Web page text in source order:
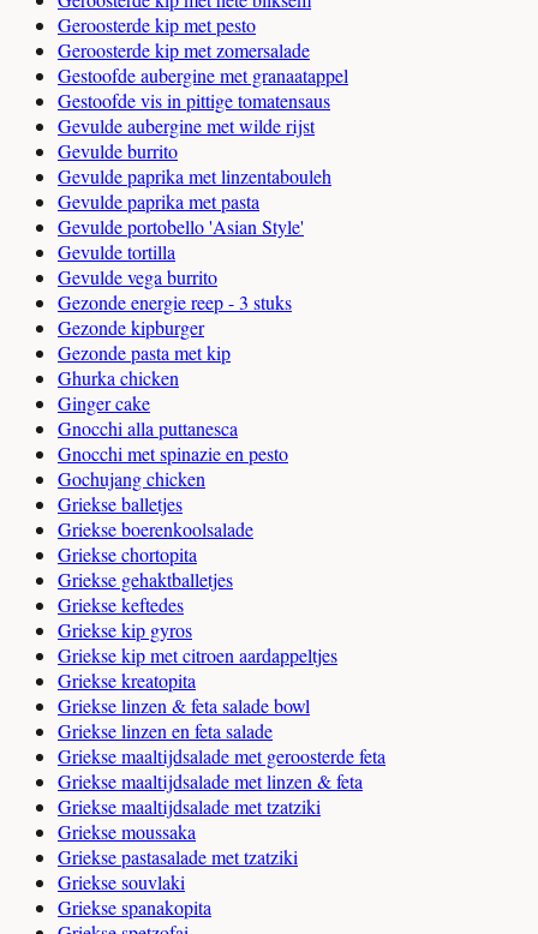
Geroosterde kip met pesto
Geroosterde kip met zomersalade
Gestoofde aubergine met granaatappel
Gestoofde vis in pittige tomatensaus
Gevulde aubergine met wilde rijst
Gevulde burrito
Gevulde paprika met linzentabouleh
Gevulde paprika met pasta
Gevulde portobello 'Asian Style'
Gevulde tortilla
Gevulde vega burrito
Gezonde energie reep - 3 stuks
Gezonde kipburger
Gezonde pasta met kip
Ghurka chicken
Ginger cake
Gnocchi alla puttanesca
Gnocchi met spinazie en pesto
Gochujang chicken
Griekse balletjes
Griekse boerenkoolsalade
Griekse chortopita
Griekse gehaktballetjes
Griekse keftedes
Griekse kip gyros
Griekse kip met citroen aardappeltjes
Griekse kreatopita
Griekse linzen & feta salade bowl
Griekse linzen en feta salade
Griekse maaltijdsalade met geroosterde feta
Griekse maaltijdsalade met linzen & feta
Griekse maaltijdsalade met tzatziki
Griekse moussaka
Griekse pastasalade met tzatziki
Griekse souvlaki
Griekse spanakopita